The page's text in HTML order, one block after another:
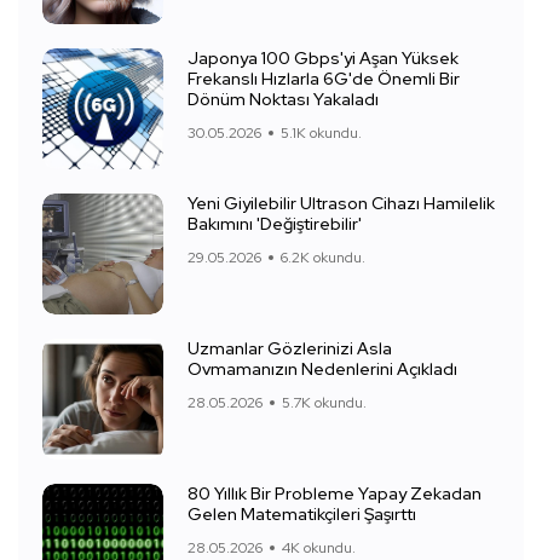
Japonya 100 Gbps'yi Aşan Yüksek
Frekanslı Hızlarla 6G'de Önemli Bir
Dönüm Noktası Yakaladı
30.05.2026 5.1K okundu.
Yeni Giyilebilir Ultrason Cihazı Hamilelik
Bakımını 'Değiştirebilir'
29.05.2026 6.2K okundu.
Uzmanlar Gözlerinizi Asla
Ovmamanızın Nedenlerini Açıkladı
28.05.2026 5.7K okundu.
80 Yıllık Bir Probleme Yapay Zekadan
Gelen Matematikçileri Şaşırttı
28.05.2026 4K okundu.